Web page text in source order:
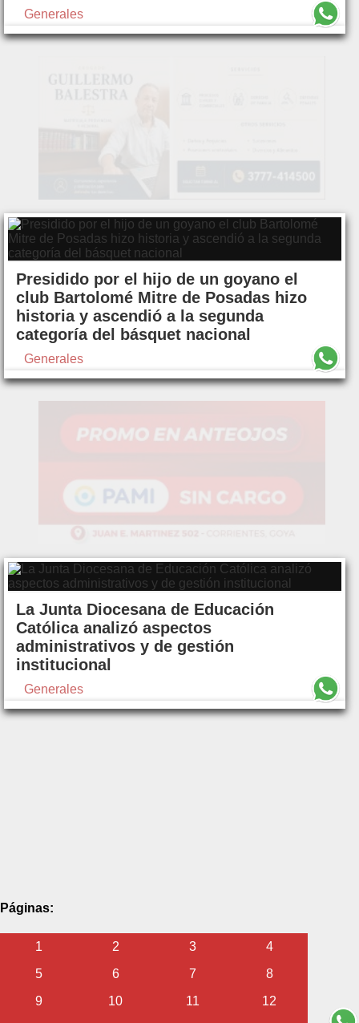
Generales
Presidido por el hijo de un goyano el
club Bartolomé Mitre de Posadas hizo
historia y ascendió a la segunda
categoría del básquet nacional
Generales
La Junta Diocesana de Educación
Católica analizó aspectos
administrativos y de gestión
institucional
Generales
Páginas:
1 2 3
4
5
6 7
8
9
10 11
12